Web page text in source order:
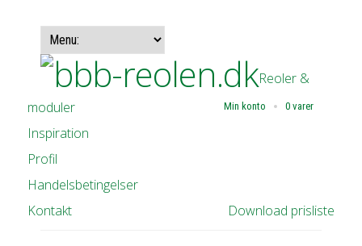
Min konto 0 varer
Reoler &
moduler
Inspiration
Profil
Handelsbetingelser
Download prisliste
Kontakt